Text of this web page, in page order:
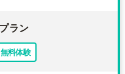
ラン
無料体験